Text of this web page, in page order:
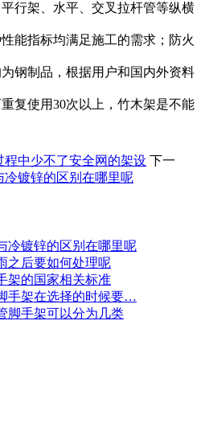
行架、水平、交叉拉杆管等纵横
能指标均满足施工的需求；防火
钢制品，根据用户和国内外资料
复使用30次以上，竹木架是不能
程中少不了安全网的架设 下一
冷镀锌的区别在哪里呢
冷镀锌的区别在哪里呢
之后要如何处理呢
架的国家相关标准
手架在选择的时候要…
脚手架可以分为几类